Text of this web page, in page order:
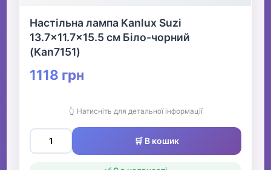
Настільна лампа Kanlux Suzi
13.7x11.7x15.5 см Біло-чорний
(Kan7151)
1118 грн
👆 Натисніть для детальної інформації
🛒 В кошик